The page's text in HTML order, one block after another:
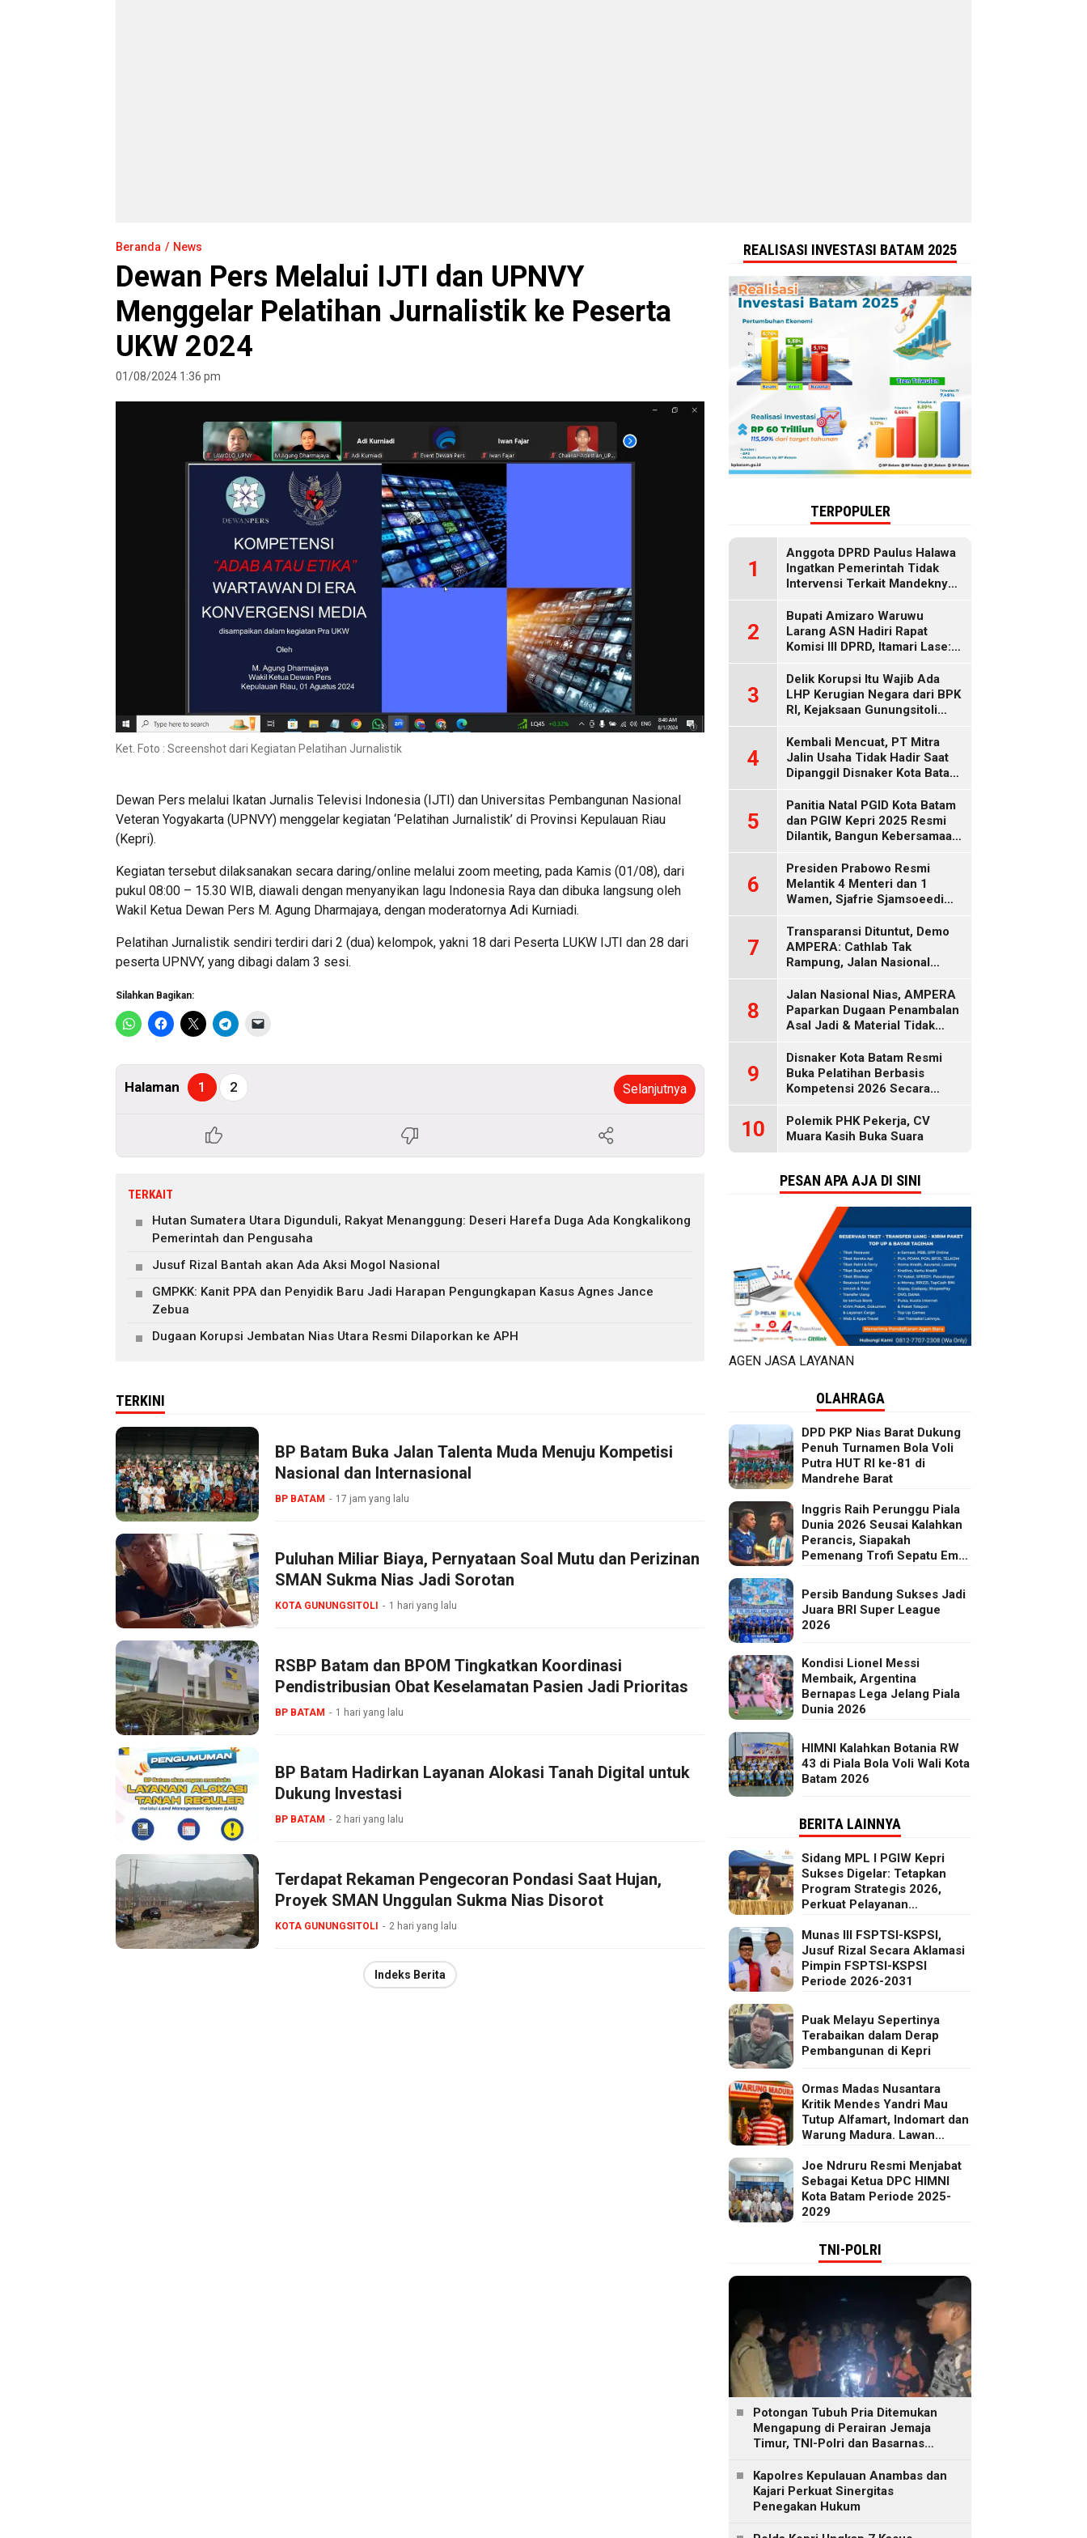
Beranda News
Dewan Pers Melalui IJTI dan UPNVY
Menggelar Pelatihan Jurnalistik ke Peserta
UKW 2024
01/08/2024 1:36 pm
Ket. Foto : Screenshot dari Kegiatan Pelatihan Jurnalistik
Dewan Pers melalui Ikatan Jurnalis Televisi Indonesia (IJTI) dan Universitas Pembangunan Nasional
Veteran Yogyakarta (UPNVY) menggelar kegiatan ‘Pelatihan Jurnalistik’ di Provinsi Kepulauan Riau
(Kepri).
Kegiatan tersebut dilaksanakan secara daring/online melalui zoom meeting, pada Kamis (01/08), dari
pukul 08:00 – 15.30 WIB, diawali dengan menyanyikan lagu Indonesia Raya dan dibuka langsung oleh
Wakil Ketua Dewan Pers M. Agung Dharmajaya, dengan moderatornya Adi Kurniadi.
Pelatihan Jurnalistik sendiri terdiri dari 2 (dua) kelompok, yakni 18 dari Peserta LUKW IJTI dan 28 dari
peserta UPNVY, yang dibagi dalam 3 sesi.
Silahkan Bagikan:
Halaman 1 2 Selanjutnya
TERKAIT
Hutan Sumatera Utara Digunduli, Rakyat Menanggung: Deseri Harefa Duga Ada Kongkalikong
Pemerintah dan Pengusaha
Jusuf Rizal Bantah akan Ada Aksi Mogol Nasional
GMPKK: Kanit PPA dan Penyidik Baru Jadi Harapan Pengungkapan Kasus Agnes Jance
Zebua
Dugaan Korupsi Jembatan Nias Utara Resmi Dilaporkan ke APH
TERKINI
BP Batam Buka Jalan Talenta Muda Menuju Kompetisi
Nasional dan Internasional
BP BATAM 17 jam yang lalu
Puluhan Miliar Biaya, Pernyataan Soal Mutu dan Perizinan
SMAN Sukma Nias Jadi Sorotan
KOTA GUNUNGSITOLI 1 hari yang lalu
RSBP Batam dan BPOM Tingkatkan Koordinasi
Pendistribusian Obat Keselamatan Pasien Jadi Prioritas
BP BATAM 1 hari yang lalu
BP Batam Hadirkan Layanan Alokasi Tanah Digital untuk
Dukung Investasi
BP BATAM 2 hari yang lalu
Terdapat Rekaman Pengecoran Pondasi Saat Hujan,
Proyek SMAN Unggulan Sukma Nias Disorot
KOTA GUNUNGSITOLI 2 hari yang lalu
Indeks Berita
REALISASI INVESTASI BATAM 2025
TERPOPULER
1
Anggota DPRD Paulus Halawa
Ingatkan Pemerintah Tidak
Intervensi Terkait Mandeknya
2
Bupati Amizaro Waruwu
Larang ASN Hadiri Rapat
Komisi III DPRD, Itamari Lase:
Parliament
3
Delik Korupsi Itu Wajib Ada
LHP Kerugian Negara dari BPK
RI, Kejaksaan Gunungsitoli
4
Kembali Mencuat, PT Mitra
Jalin Usaha Tidak Hadir Saat
Dipanggil Disnaker Kota Batam
5
Panitia Natal PGID Kota Batam
dan PGIW Kepri 2025 Resmi
Dilantik, Bangun Kebersamaan
Oikumenis
6
Presiden Prabowo Resmi
Melantik 4 Menteri dan 1
Wamen, Sjafrie Sjamsoeedi
Gantikan Budi Gunawan
7
Transparansi Dituntut, Demo
AMPERA: Cathlab Tak
Rampung, Jalan Nasional
8
Jalan Nasional Nias, AMPERA
Paparkan Dugaan Penambalan
Asal Jadi & Material Tidak
9
Disnaker Kota Batam Resmi
Buka Pelatihan Berbasis
Kompetensi 2026 Secara
10
Polemik PHK Pekerja, CV
Muara Kasih Buka Suara
PESAN APA AJA DI SINI
AGEN JASA LAYANAN
OLAHRAGA
DPD PKP Nias Barat Dukung
Penuh Turnamen Bola Voli
Putra HUT RI ke-81 di
Mandrehe Barat
Inggris Raih Perunggu Piala
Dunia 2026 Seusai Kalahkan
Perancis, Siapakah
Pemenang Trofi Sepatu Emas
Persib Bandung Sukses Jadi
Juara BRI Super League
2026
Kondisi Lionel Messi
Membaik, Argentina
Bernapas Lega Jelang Piala
Dunia 2026
HIMNI Kalahkan Botania RW
43 di Piala Bola Voli Wali Kota
Batam 2026
BERITA LAINNYA
Sidang MPL I PGIW Kepri
Sukses Digelar: Tetapkan
Program Strategis 2026,
Perkuat Pelayanan
Sosial
Munas III FSPTSI-KSPSI,
Jusuf Rizal Secara Aklamasi
Pimpin FSPTSI-KSPSI
Periode 2026-2031
Puak Melayu Sepertinya
Terabaikan dalam Derap
Pembangunan di Kepri
Ormas Madas Nusantara
Kritik Mendes Yandri Mau
Tutup Alfamart, Indomart dan
Warung Madura. Lawan
Joe Ndruru Resmi Menjabat
Sebagai Ketua DPC HIMNI
Kota Batam Periode 2025-
2029
TNI-POLRI
Potongan Tubuh Pria Ditemukan
Mengapung di Perairan Jemaja
Timur, TNI-Polri dan Basarnas
Kapolres Kepulauan Anambas dan
Kajari Perkuat Sinergitas
Penegakan Hukum